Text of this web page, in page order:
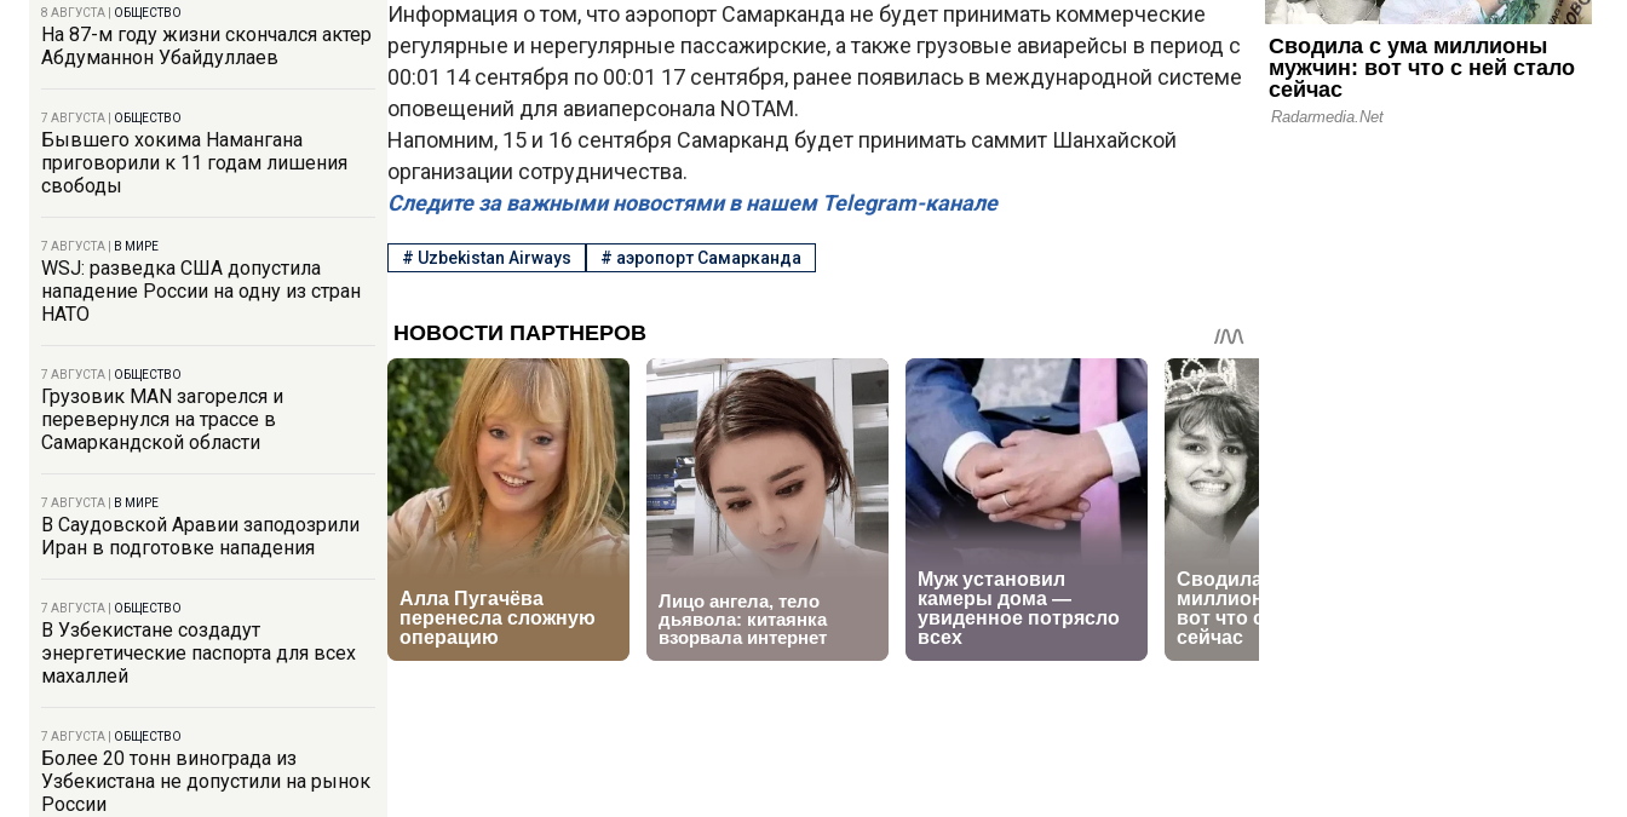
8 АВГУСТА ОБЩЕСТВО
На 87-м году жизни скончался актер
Абдуманнон Убайдуллаев
7 АВГУСТА ОБЩЕСТВО
Бывшего хокима Намангана
приговорили к 11 годам лишения
свободы
7 АВГУСТА В МИРЕ
WSJ: разведка США допустила
нападение России на одну из стран
НАТО
7 АВГУСТА ОБЩЕСТВО
Грузовик MAN загорелся и
перевернулся на трассе в
Самаркандской области
7 АВГУСТА В МИРЕ
В Саудовской Аравии заподозрили
Иран в подготовке нападения
7 АВГУСТА ОБЩЕСТВО
В Узбекистане создадут
энергетические паспорта для всех
махаллей
7 АВГУСТА ОБЩЕСТВО
Более 20 тонн винограда из
Узбекистана не допустили на рынок
России
Информация о том, что аэропорт Самарканда не будет принимать коммерческие
регулярные и нерегулярные пассажирские, а также грузовые авиарейсы в период с
00:01 14 сентября по 00:01 17 сентября, ранее появилась в международной системе
оповещений для авиаперсонала NОТАМ.
Напомним, 15 и 16 сентября Самарканд будет принимать саммит Шанхайской
организации сотрудничества.
Следите за важными новостями в нашем Telegram-канале
# Uzbekistan Airways # аэропорт Самарканда